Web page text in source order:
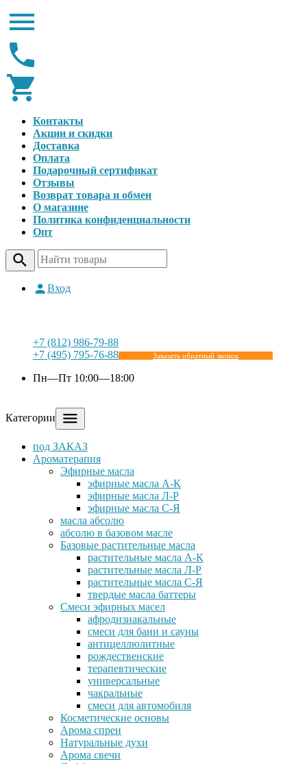
Контакты
Акции и скидки
Доставка
Оплата
Подарочный сертификат
Отзывы
Возврат товара и обмен
О магазине
Политика конфиденциальности
Опт
Вход
+7 (812) 986-79-88
+7 (495) 795-76-88
Заказать обратный звонок
Пн—Пт 10:00—18:00
Категории
под ЗАКАЗ
Ароматерапия
Эфирные масла
эфирные масла А-К
эфирные масла Л-Р
эфирные масла С-Я
масла абсолю
абсолю в базовом масле
Базовые растительные масла
растительные масла А-К
растительные масла Л-Р
растительные масла С-Я
твердые масла баттеры
Cмеси эфирных масел
афродизиакальные
смеси для бани и сауны
антицеллюлитные
рождественские
терапевтические
универсальные
чакральные
смеси для автомобиля
Косметические основы
Арома спреи
Натуральные духи
Арома свечи